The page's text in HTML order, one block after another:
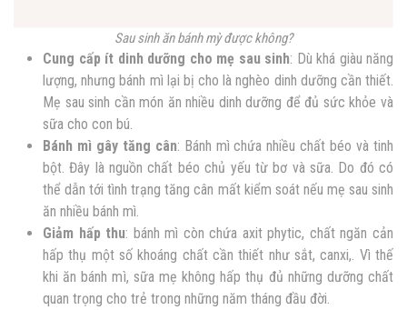
Sau sinh ăn bánh mỳ được không?
Cung cấp ít dinh dưỡng cho mẹ sau sinh: Dù khá giàu năng
lượng, nhưng bánh mì lại bị cho là nghèo dinh dưỡng cần thiết.
Mẹ sau sinh cần món ăn nhiều dinh dưỡng để đủ sức khỏe và
sữa cho con bú.
Bánh mì gây tăng cân: Bánh mì chứa nhiều chất béo và tinh
bột. Đây là nguồn chất béo chủ yếu từ bơ và sữa. Do đó có
thể dẫn tới tình trạng tăng cân mất kiểm soát nếu mẹ sau sinh
ăn nhiều bánh mì.
Giảm hấp thu: bánh mì còn chứa axit phytic, chất ngăn cản
hấp thụ một số khoáng chất cần thiết như sắt, canxi,. Vì thế
khi ăn bánh mì, sữa mẹ không hấp thụ đủ những dưỡng chất
quan trọng cho trẻ trong những năm tháng đầu đời.